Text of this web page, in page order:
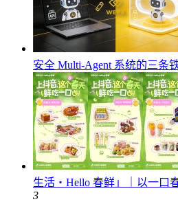
安全 Multi-Agent 系统的三条
生活・Hello 春鲜」｜以一口
3